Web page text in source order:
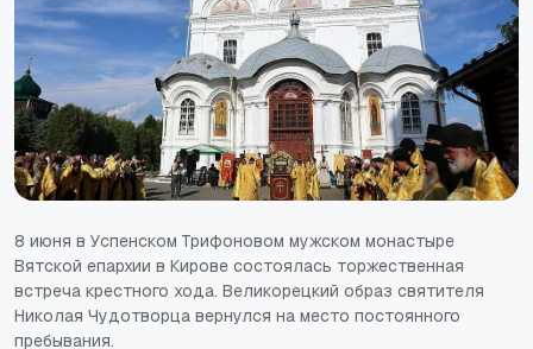
8 июня в Успенском Трифоновом мужском монастыре
Вятской епархии в Кирове состоялась торжественная
встреча крестного хода. Великорецкий образ святителя
Николая Чудотворца вернулся на место постоянного
пребывания.